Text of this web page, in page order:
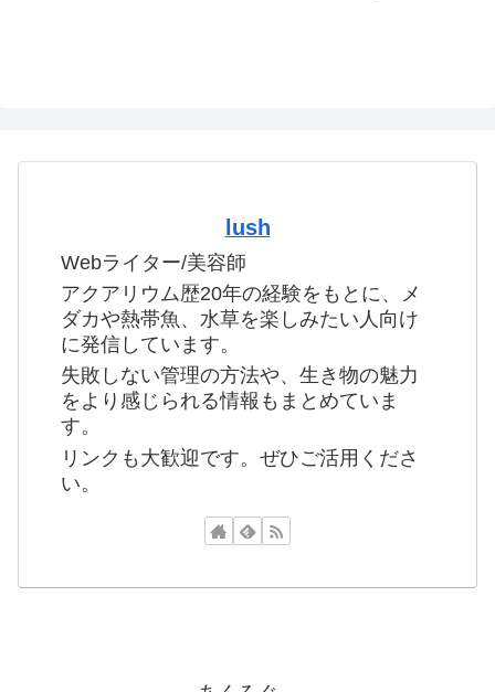
lush
Webライター/美容師
アクアリウム歴20年の経験をもとに、メ
ダカや熱帯魚、水草を楽しみたい人向け
に発信しています。
失敗しない管理の方法や、生き物の魅力
をより感じられる情報もまとめていま
す。
リンクも大歓迎です。ぜひご活用くださ
い。